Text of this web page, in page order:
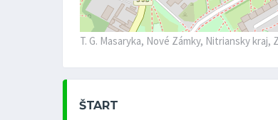
T. G. Masaryka, Nové Zámky, Nitriansky
ŠTART